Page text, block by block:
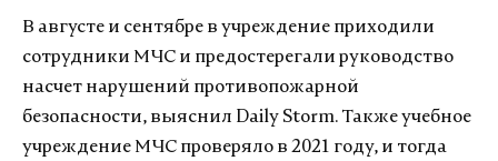
В августе и сентябре в учреждение приходили
сотрудники МЧС и предостерегали руководство
насчет нарушений противопожарной
безопасности, выяснил Daily Storm. Также учебное
учреждение МЧС проверяло в 2021 году, и тогда